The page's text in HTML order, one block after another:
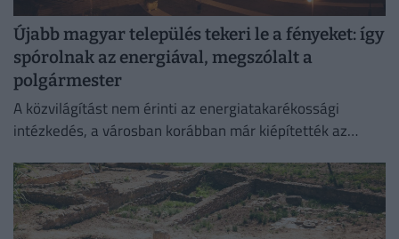
Újabb magyar település tekeri le a fényeket: így
spórolnak az energiával, megszólalt a
polgármester
A közvilágítást nem érinti az energiatakarékossági
intézkedés, a városban korábban már kiépítették az